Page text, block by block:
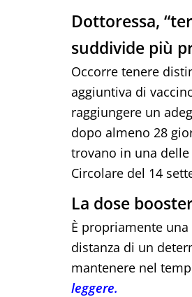
Dottoressa,
suddivide più
Occorre tenere
aggiuntiva di
raggiungere un
dopo almeno 28
trovano in una
Circolare del 14
La dose
È propriamente
distanza di un
mantenere nel
leggere.